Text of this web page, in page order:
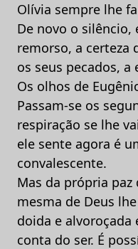
Olívia sempre lhe
De novo o silêncio,
remorso, a certeza
os seus pecados, a
Os olhos de
Passam-se os
respiração se lhe
ele sente agora é
convalescente.
Mas da própria
mesma de Deus
doida e alvoroçada
conta do ser. É